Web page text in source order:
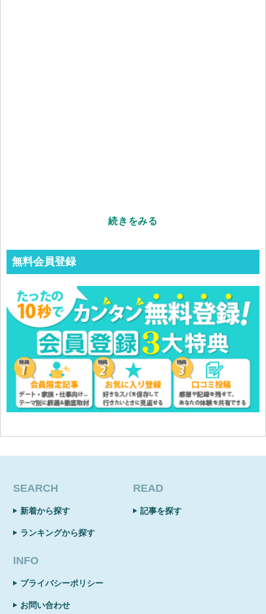
続きをみる
無料会員登録
SEARCH
新着から探す
ランキングから探す
READ
記事を探す
INFO
プライバシーポリシー
お問い合わせ